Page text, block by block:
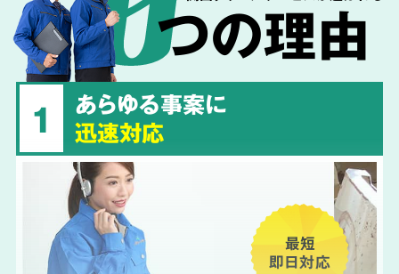
つの理由
1
あらゆる事案に
迅速対応
最短
即日対応